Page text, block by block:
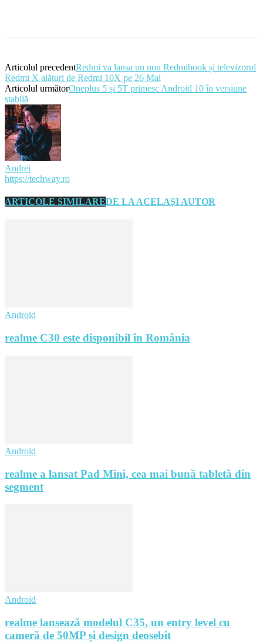
Articolul precedentRedmi va lansa un nou Redmibook și televizorul
Redmi X alături de Redmi 10X pe 26 Mai
Articolul următorOneplus 5 și 5T primesc Android 10 în versiune
stabilă
Andrei
https://techway.ro
ARTICOLE SIMILAREDE LA ACELAȘI AUTOR
Android
realme C30 este disponibil în România
Android
realme a lansat Pad Mini, cea mai bună tabletă din
segment
Android
realme lansează modelul C35, un entry level cu
cameră de 50MP și design deosebit